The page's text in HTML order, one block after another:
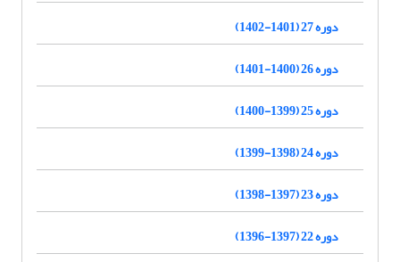
دوره 27 (1401-1402)
دوره 26 (1400-1401)
دوره 25 (1399-1400)
دوره 24 (1398-1399)
دوره 23 (1397-1398)
دوره 22 (1397-1396)